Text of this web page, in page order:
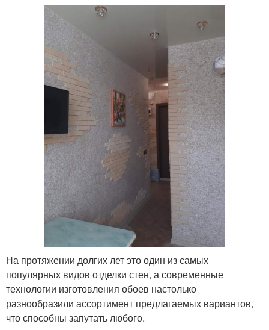
На протяжении долгих лет это один из самых
популярных видов отделки стен, а современные
технологии изготовления обоев настолько
разнообразили ассортимент предлагаемых вариантов,
что способны запутать любого.